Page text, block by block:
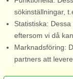
Innan
sökinställningar,
Statistiska:
eftersom vi då
Marknadsföring:
partners att